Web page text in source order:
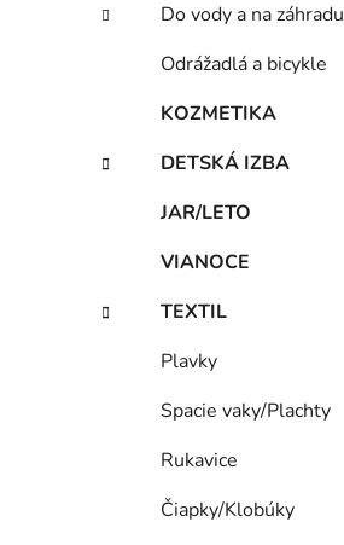
Do vody a na záhradu
Odrážadlá a bicykle
KOZMETIKA
DETSKÁ IZBA
JAR/LETO
VIANOCE
TEXTIL
Plavky
Spacie vaky/Plachty
Rukavice
Čiapky/Klobúky